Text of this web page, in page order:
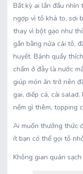
Bất kỳ ai lần đầu nhìn
ngợp vì tô khá to, sợi
thay vì bột gạo như
gần bằng nửa cái tô,
huyết. Bánh quẩy
chấm ở đây là nước
giúp món ăn trở nên
gai, diếp cá, cải
nếm gì thêm, topping
Ai muốn thưởng thức
ít bạn có thể gọi tô
Không gian quán